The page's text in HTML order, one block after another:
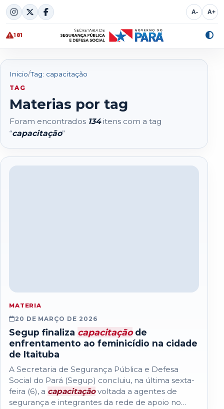
Skip
to
content
A- A+
181
Inicio/Tag: capacitação
TAG
Materias por tag
Foram encontrados 134itens com a tag
“capacitação”
MATERIA
20 DE MARÇO DE 2026
Segup finaliza capacitaçãode
enfrentamento ao feminicídio na cidade
de Itaituba
A Secretaria de Segurança Pública e Defesa
Social do Pará (Segup) concluiu, na última sexta-
feira (6), a capacitaçãovoltada a agentes de
segurança e integrantes da rede de apoio no